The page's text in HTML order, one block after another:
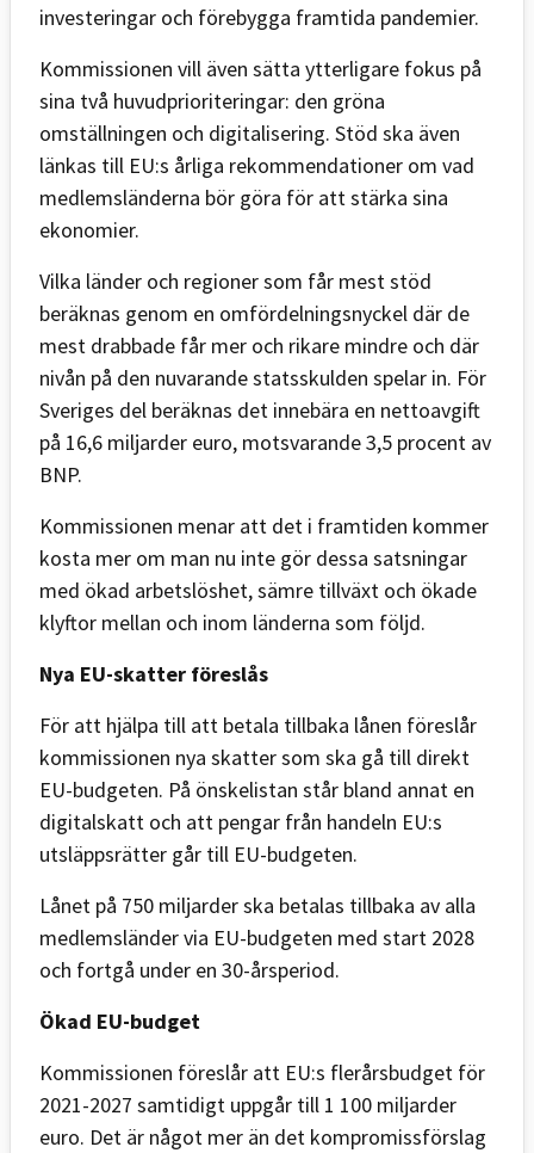
investeringar och förebygga framtida pandemier.
Kommissionen vill även sätta ytterligare fokus på
sina två huvudprioriteringar: den gröna
omställningen och digitalisering. Stöd ska även
länkas till EU:s årliga rekommendationer om vad
medlemsländerna bör göra för att stärka sina
ekonomier.
Vilka länder och regioner som får mest stöd
beräknas genom en omfördelningsnyckel där de
mest drabbade får mer och rikare mindre och där
nivån på den nuvarande statsskulden spelar in. För
Sveriges del beräknas det innebära en nettoavgift
på 16,6 miljarder euro, motsvarande 3,5 procent av
BNP.
Kommissionen menar att det i framtiden kommer
kosta mer om man nu inte gör dessa satsningar
med ökad arbetslöshet, sämre tillväxt och ökade
klyftor mellan och inom länderna som följd.
Nya EU-skatter föreslås
För att hjälpa till att betala tillbaka lånen föreslår
kommissionen nya skatter som ska gå till direkt
EU-budgeten. På önskelistan står bland annat en
digitalskatt och att pengar från handeln EU:s
utsläppsrätter går till EU-budgeten.
Lånet på 750 miljarder ska betalas tillbaka av alla
medlemsländer via EU-budgeten med start 2028
och fortgå under en 30-årsperiod.
Ökad EU-budget
Kommissionen föreslår att EU:s flerårsbudget för
2021-2027 samtidigt uppgår till 1 100 miljarder
euro. Det är något mer än det kompromissförslag